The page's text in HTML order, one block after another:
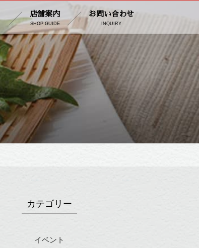
お問い合わせ
INQUIRY
店舗案内
SHOP GUIDE
カテゴリー
イベント